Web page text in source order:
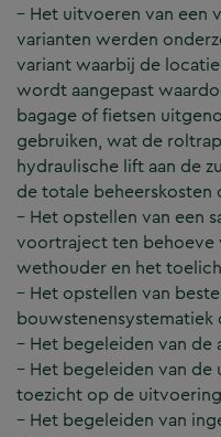
– Het uitvoeren van een
varianten werden
variant waarbij de
wordt aangepast
bagage of fietsen
gebruiken, wat de
hydraulische lift aan de
de totale beheerskosten
– Het opstellen van een
voortraject ten
wethouder en het
– Het opstellen van
bouwstenensystematiek
– Het begeleiden van de
– Het begeleiden van
toezicht op de uitvoering
– Het begeleiden van